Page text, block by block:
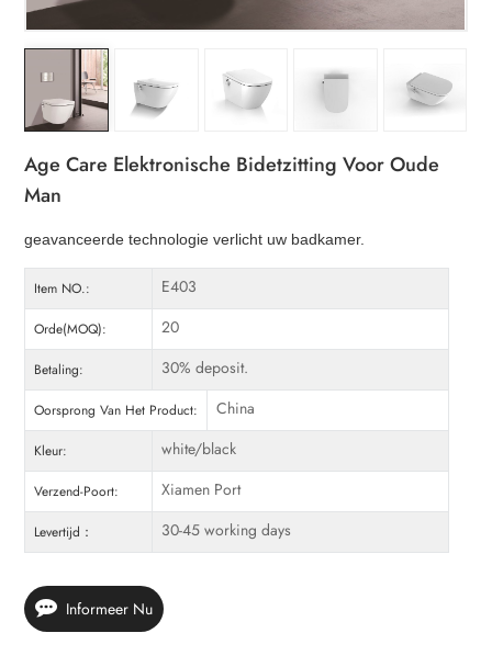
Age Care Elektronische Bidetzitting Voor Oude
Man
geavanceerde technologie verlicht uw badkamer.
Item NO.: E403
Orde(MOQ): 20
Betaling: 30% deposit.
Oorsprong Van Het Product: China
Kleur: white/black
Verzend-Poort: Xiamen Port
Levertijd： 30-45 working days
Informeer Nu